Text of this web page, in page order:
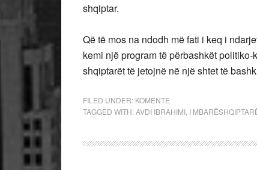
shqiptar.
Që të mos na ndodh më fati i keq i
kemi një program të përbashkët
shqiptarët të jetojnë në një shtet të
FILED UNDER: KOMENTE
TAGGED WITH:AVDI IBRAHIMI I